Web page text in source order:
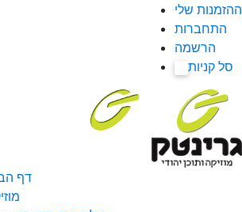
ההזמנות שלי
התחברות
הרשמה
סל קניות
דף